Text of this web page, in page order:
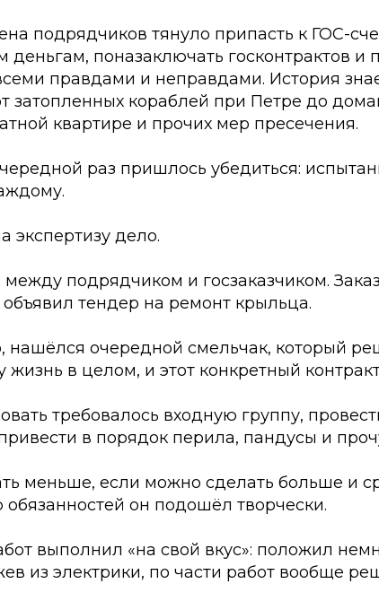
подрядчиков тянуло припасть к ГОС-
деньгам, поназаключать госконтрактов и
правдами и неправдами. История
затопленных кораблей при Петре до
квартире и прочих мер пресечения.
раз пришлось убедиться:
экспертизу дело.
между подрядчиком и госзаказчиком.
тендер на ремонт крыльца.
нашёлся очередной смельчак, который
жизнь в целом, и этот конкретный
требовалось входную группу,
в порядок перила, пандусы и
меньше, если можно сделать больше и
он подошёл творчески.
выполнил «на свой вкус»: положил
из электрики, по части работ вообще